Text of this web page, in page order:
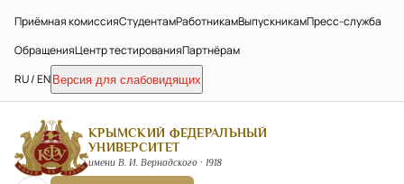
Приёмная комиссияСтудентамРаботникамВыпускникамПресс-служба
ОбращенияЦентр тестированияПартнёрам
RU / EN Версия для слабовидящих
КРЫМСКИЙ ФЕДЕРАЛЬНЫЙ
УНИВЕРСИТЕТ
имени В. И. Вернадского · 1918